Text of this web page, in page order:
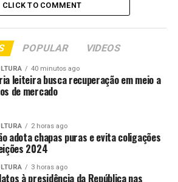
nomes estão a
e
Rosa Passos; o
Guedes; o
cantor e
senegalês
o paulista
e a voz
CLICK TO COMMENT
POPULAR VIDEOS
40 minutos ago
leiteira busca recuperação em meio a
de mercado
2 horas ago
adota chapas puras e evita coligações
2024
3 horas ago
à presidência da República nas